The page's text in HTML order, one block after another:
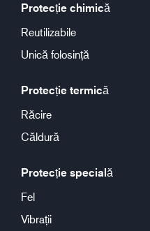
Protecție chimică
Reutilizabile
Unică folosință
Protecție termică
Răcire
Căldură
Protecție specială
Fel
Vibrații